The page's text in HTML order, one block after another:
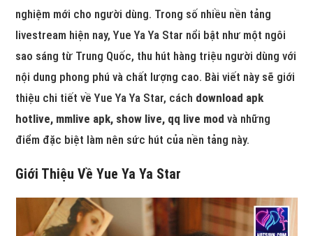
nghiệm mới cho người dùng. Trong số nhiều nền tảng
livestream hiện nay, Yue Ya Ya Star nổi bật như một ngôi
sao sáng từ Trung Quốc, thu hút hàng triệu người dùng với
nội dung phong phú và chất lượng cao. Bài viết này sẽ giới
thiệu chi tiết về Yue Ya Ya Star, cách download apk
hotlive, mmlive apk, show live, qq live mod và những
điểm đặc biệt làm nên sức hút của nền tảng này.
Giới Thiệu Về Yue Ya Ya Star